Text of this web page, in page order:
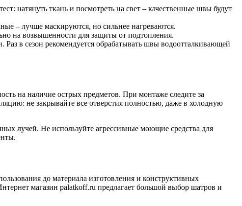
натянуть ткань и посмотреть на свет – качественные швы будут
– лучше маскируются, но сильнее нагреваются.
на возвышенности для защиты от подтопления.
Раз в сезон рекомендуется обрабатывать швы водоотталкивающей
на наличие острых предметов. При монтаже следите за
не закрывайте все отверстия полностью, даже в холодную
лучей. Не используйте агрессивные моющие средства для
до материала изготовления и конструктивных
магазин palatkoff.ru предлагает большой выбор шатров и